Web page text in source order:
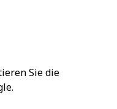
Sie die